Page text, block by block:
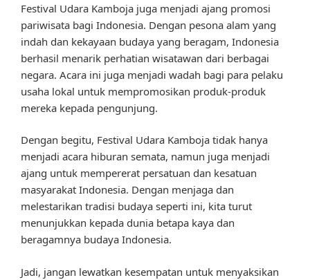
Festival Udara Kamboja juga menjadi ajang promosi
pariwisata bagi Indonesia. Dengan pesona alam yang
indah dan kekayaan budaya yang beragam, Indonesia
berhasil menarik perhatian wisatawan dari berbagai
negara. Acara ini juga menjadi wadah bagi para pelaku
usaha lokal untuk mempromosikan produk-produk
mereka kepada pengunjung.
Dengan begitu, Festival Udara Kamboja tidak hanya
menjadi acara hiburan semata, namun juga menjadi
ajang untuk mempererat persatuan dan kesatuan
masyarakat Indonesia. Dengan menjaga dan
melestarikan tradisi budaya seperti ini, kita turut
menunjukkan kepada dunia betapa kaya dan
beragamnya budaya Indonesia.
Jadi, jangan lewatkan kesempatan untuk menyaksikan